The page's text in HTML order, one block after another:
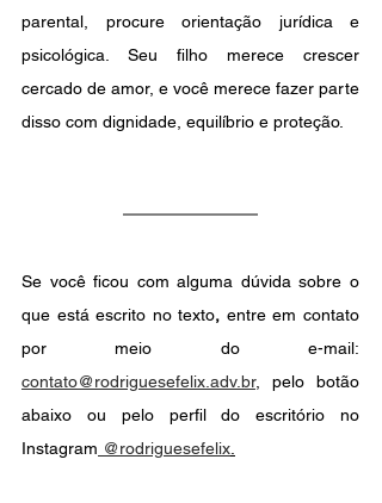
parental, procure orientação jurídica e
psicológica. Seu filho merece crescer
cercado de amor, e você merece fazer parte
disso com dignidade, equilíbrio e proteção.
Se você ficou com alguma dúvida sobre o
que está escrito no texto, entre em contato
contato@rodriguesefelix.adv.br, pelo botão
abaixo ou pelo perfil do escritório no
Instagram @rodriguesefelix